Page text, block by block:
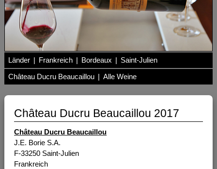
Länder | Frankreich | Bordeaux | Saint-Julien
Château Ducru Beaucaillou | Alle Weine
Château Ducru Beaucaillou 2017
Château Ducru Beaucaillou
J.E. Borie S.A.
F-33250 Saint-Julien
Frankreich